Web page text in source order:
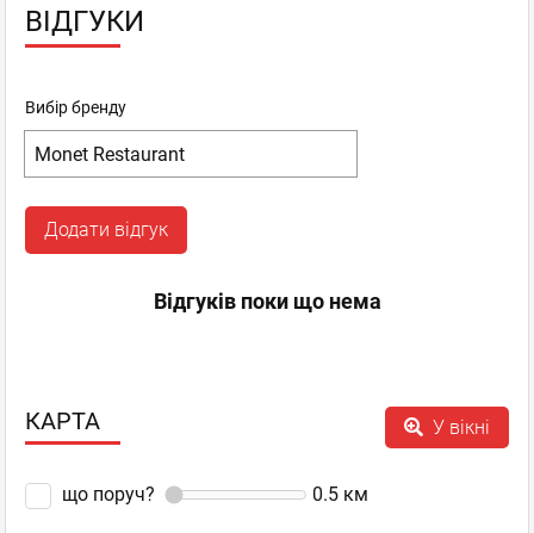
ВІДГУКИ
Вибір бренду
Додати відгук
Відгуків поки що нема
КАРТА У вікні
що поруч? 0.5 км